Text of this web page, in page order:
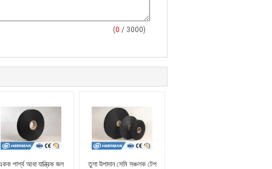
(0 / 3000)
পার্শ্ব আধা যান্ত্রিক জল
তুলা উপাদান সেমি সঞ্চলক টেপ